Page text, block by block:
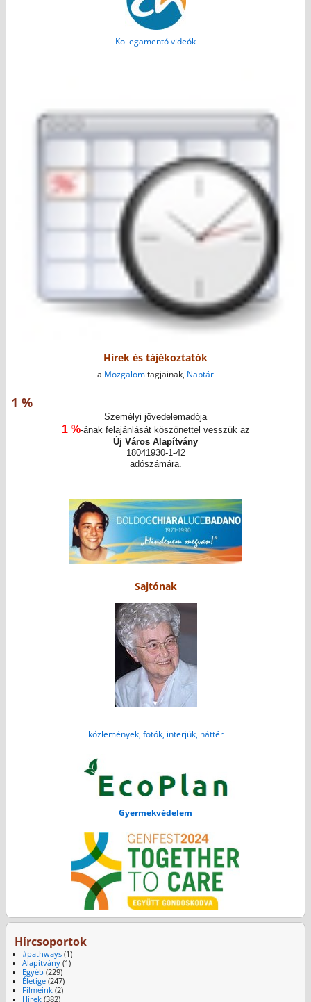
Kollegamentó videók
Hírek és tájékoztatók
a Mozgalomtagjainak, Naptár
1 %
Személyi jövedelemadója
1 %-ának felajánlását köszönettel vesszük az
Új Város Alapítvány
18041930-1-42
adószámára.
Sajtónak
közlemények, fotók, interjúk, háttér
Gyermekvédelem
Hírcsoportok
#pathways(1)
Alapítvány(1)
Egyéb (229)
Életige(247)
Filmeink(2)
Hírek(382)